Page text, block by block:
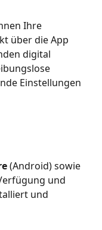
Ihre
über die App
digital
Einstellungen
(Android) sowie
und
und